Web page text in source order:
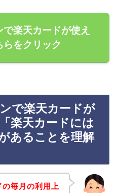
楽天カードが使え
をクリック
で楽天カードが
楽天カードには
あることを理解
毎月の利用上